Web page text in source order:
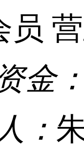
员
金：
：